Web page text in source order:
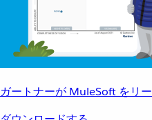
ガートナーが MuleSoft をリ